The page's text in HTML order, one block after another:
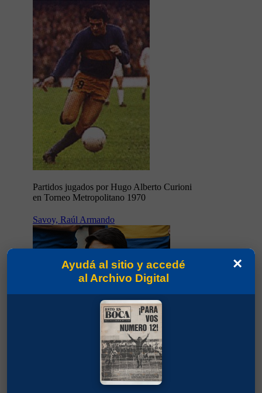
Partidos jugados por Hugo Alberto Curioni
en Torneo Metropolitano 1970
Savoy, Raúl Armando
×
Ayudá al sitio y accedé
al Archivo Digital